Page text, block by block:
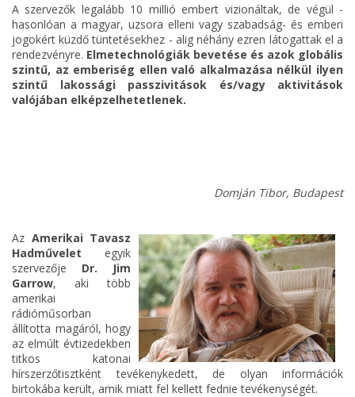
A szervezők legalább 10 millió embert vizionáltak, de végül -
hasonlóan a magyar, uzsora elleni vagy szabadság- és emberi
jogokért küzdő tüntetésekhez - alig néhány ezren látogattak el a
rendezvényre. Elmetechnológiák bevetése és azok globális
szintű, az emberiség ellen való alkalmazása nélkül ilyen
szintű lakossági passzivitások és/vagy aktivitások
valójában elképzelhetetlenek.
Domján Tibor, Budapest
Az Amerikai Tavasz
Hadművelet egyik
szervezője Dr. Jim
Garrow, aki több
amerikai
rádióműsorban
állította magáról, hogy
az elmúlt évtizedekben
titkos katonai
hírszerzőtisztként tevékenykedett, de olyan információk
birtokába került, amik miatt fel kellett fednie tevékenységét.